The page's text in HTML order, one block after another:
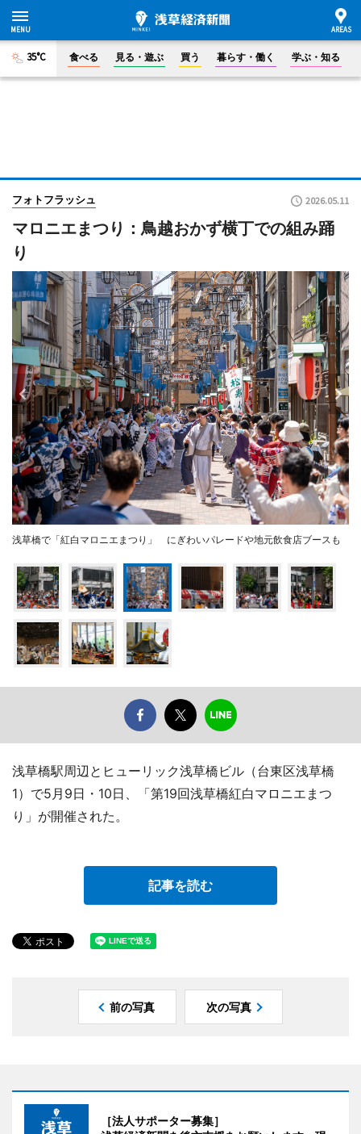
35°C 食べる 見る・遊ぶ 買う 暮らす・働く 学ぶ・知る
フォトフラッシュ 2026.05.11
マロニエまつり：鳥越おかず横丁での組み踊
り
浅草橋で「紅白マロニエまつり」 にぎわいパレードや地元飲食店ブースも
浅草橋駅周辺とヒューリック浅草橋ビル（台東区浅草橋
1）で5月9日・10日、「第19回浅草橋紅白マロニエまつ
り」が開催された。
記事を読む
前の写真 次の写真
［法人サポーター募集］